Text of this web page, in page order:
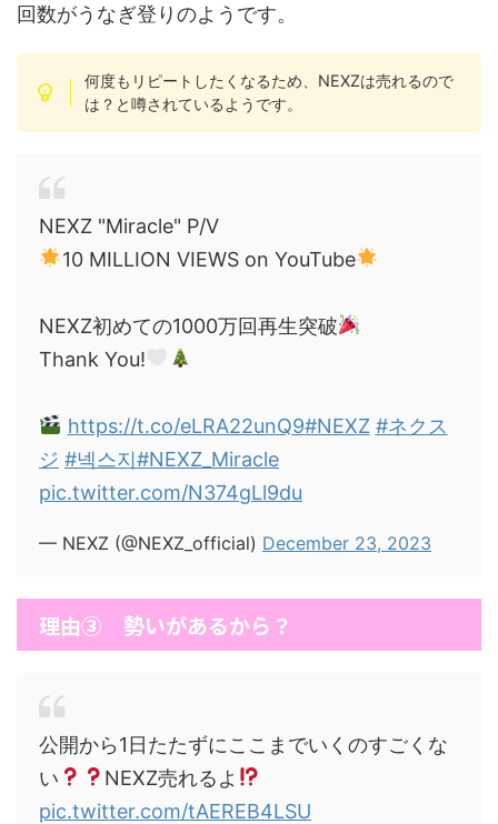
回数がうなぎ登りのようです。
何度もリピートしたくなるため、NEXZは売れるので
は？と噂されているようです。
NEXZ "Miracle" P/V
10 MILLION VIEWS on YouTube
NEXZ初めての1000万回再生突破
Thank You!
https://t.co/eLRA22unQ9#NEXZ #ネクス
ジ #넥스지#NEXZ_Miracle
pic.twitter.com/N374gLl9du
— NEXZ (@NEXZ_official) December 23, 2023
理由③ 勢いがあるから？
公開から1日たたずにここまでいくのすごくな
い
NEXZ売れるよ
pic.twitter.com/tAEREB4LSU